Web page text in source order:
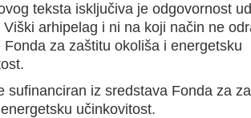
teksta isključiva je odgovornost
Viški arhipelag i ni na koji način ne
Fonda za zaštitu okoliša i energetsku
sufinanciran iz sredstava Fonda za
učinkovitost.